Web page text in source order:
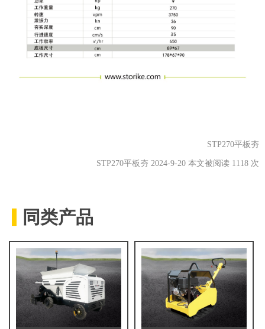
STP270平板夯
STP270平板夯 2024-9-20 本文被阅读 1118 次
同类产品